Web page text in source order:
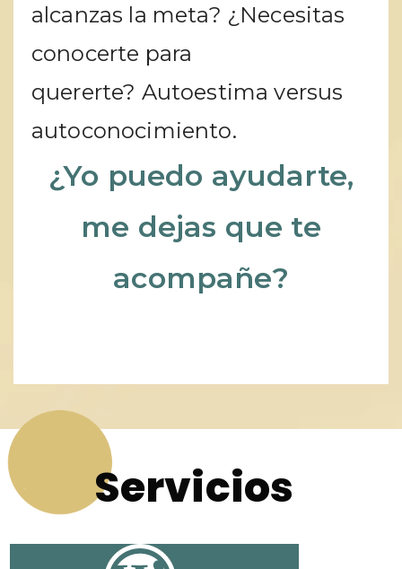
alcanzas la meta? ¿Necesitas
conocerte para
quererte? Autoestima versus
autoconocimiento.
¿Yo puedo ayudarte,
me dejas que te
acompañe?
Servicios